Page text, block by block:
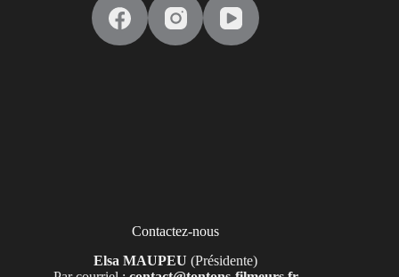
Contactez-nous
Elsa MAUPEU (Présidente)